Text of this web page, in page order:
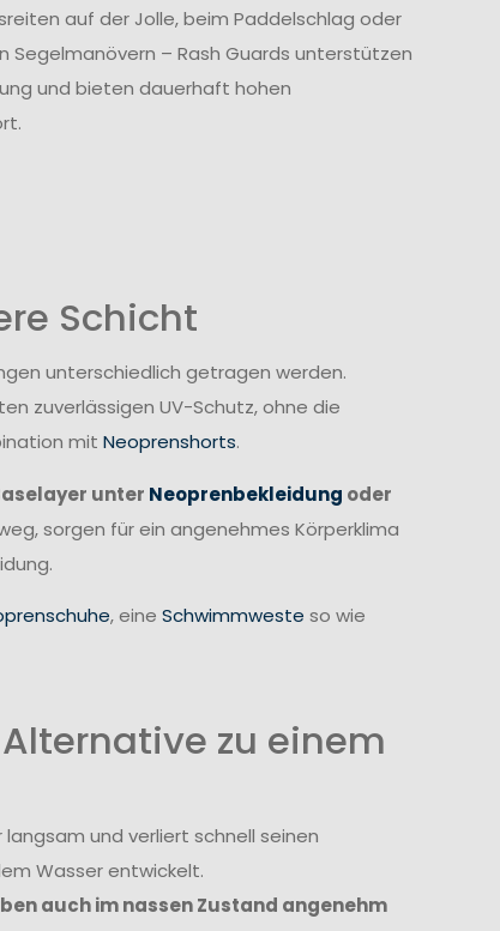
auf der Jolle, beim Paddelschlag oder
Segelmanövern – Rash Guards unterstützen
und bieten dauerhaft hohen
Schicht
unterschiedlich getragen werden.
zuverlässigen UV-Schutz, ohne die
mit Neoprenshorts.
unter Neoprenbekleidung oder
sorgen für ein angenehmes Körperklima
, eine Schwimmweste so wie
zu einem
und verliert schnell seinen
Wasser entwickelt.
auch im nassen Zustand angenehm